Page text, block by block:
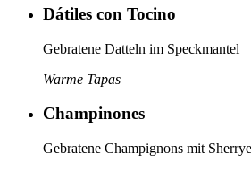
Dátiles con Tocino
Gebratene Datteln im Speckmantel
Warme Tapas
Champinones
Gebratene Champignons mit